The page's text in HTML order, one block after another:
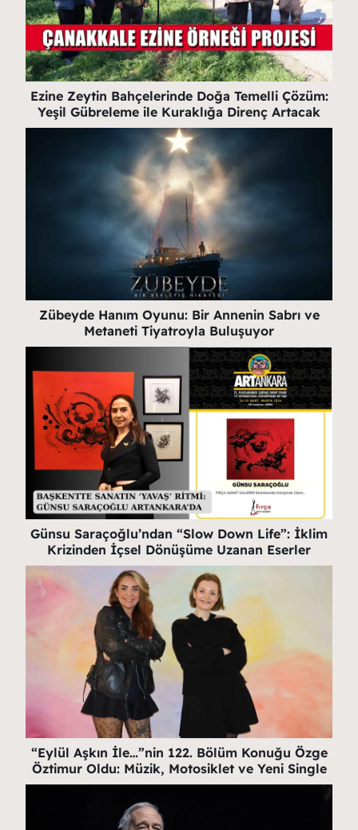
Ezine Zeytin Bahçelerinde Doğa Temelli Çözüm:
Yeşil Gübreleme ile Kuraklığa Direnç Artacak
Zübeyde Hanım Oyunu: Bir Annenin Sabrı ve
Metaneti Tiyatroyla Buluşuyor
Günsu Saraçoğlu’ndan “Slow Down Life”: İklim
Krizinden İçsel Dönüşüme Uzanan Eserler
“Eylül Aşkın İle…”nin 122. Bölüm Konuğu Özge
Öztimur Oldu: Müzik, Motosiklet ve Yeni Single